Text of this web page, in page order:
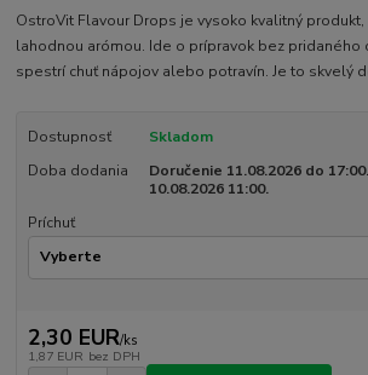
OstroVit Flavour Drops je vysoko kvalitný produkt,
lahodnou arómou. Ide o prípravok bez pridaného
spestrí chuť nápojov alebo potravín. Je to skvelý
Dostupnosť
Skladom
Doba dodania
Doručenie 11.08.2026 do
10.08.2026 11:00.
Príchuť
2,30 EUR/ks
1,87 EUR bez DPH